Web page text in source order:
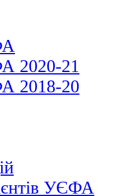
2020-21
2018-20
УЄФА